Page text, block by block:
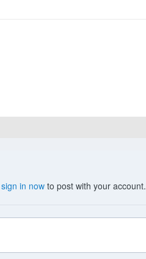
sign in now to post with your account.